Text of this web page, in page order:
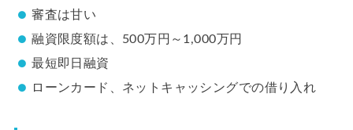
審査は甘い
融資限度額は、500万円～1,000万円
最短即日融資
ローンカード、ネットキャッシングでの借り入れ